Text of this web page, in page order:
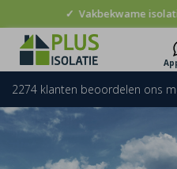
✓ Vakbekwame
2274 klanten beoordelen ons